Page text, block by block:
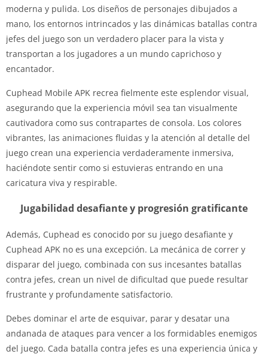
moderna y pulida. Los diseños de personajes dibujados a
mano, los entornos intrincados y las dinámicas batallas contra
jefes del juego son un verdadero placer para la vista y
transportan a los jugadores a un mundo caprichoso y
encantador.
Cuphead Mobile APK recrea fielmente este esplendor visual,
asegurando que la experiencia móvil sea tan visualmente
cautivadora como sus contrapartes de consola. Los colores
vibrantes, las animaciones fluidas y la atención al detalle del
juego crean una experiencia verdaderamente inmersiva,
haciéndote sentir como si estuvieras entrando en una
caricatura viva y respirable.
Jugabilidad desafiante y progresión gratificante
Además, Cuphead es conocido por su juego desafiante y
Cuphead APK no es una excepción. La mecánica de correr y
disparar del juego, combinada con sus incesantes batallas
contra jefes, crean un nivel de dificultad que puede resultar
frustrante y profundamente satisfactorio.
Debes dominar el arte de esquivar, parar y desatar una
andanada de ataques para vencer a los formidables enemigos
del juego. Cada batalla contra jefes es una experiencia única y